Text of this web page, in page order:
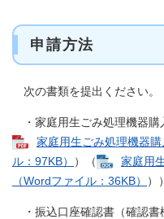
申請方法
次の書類を提出ください。
・家庭用生ごみ処理機器購
家庭用生ごみ処理機器
ル：97KB）
）（
家庭用
（Wordファイル：36KB）
）
・振込口座確認書（確認書